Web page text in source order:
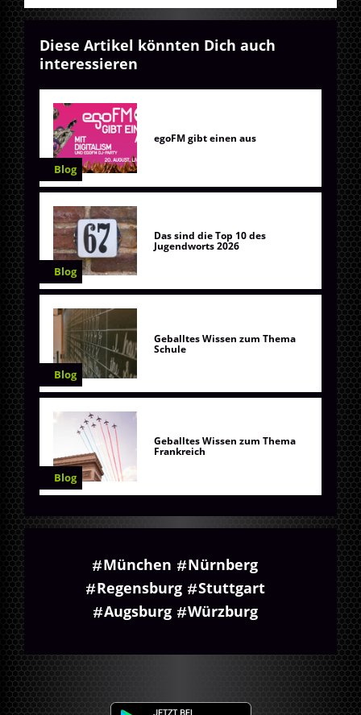
Diese Artikel könnten Dich auch
interessieren
Blog
egoFM gibt einen aus
Blog
Das sind die Top 10 des
Jugendworts 2026
Blog
Geballtes Wissen zum Thema
Schule
Blog
Geballtes Wissen zum Thema
Frankreich
München
Nürnberg
Regensburg
Stuttgart
Augsburg
Würzburg